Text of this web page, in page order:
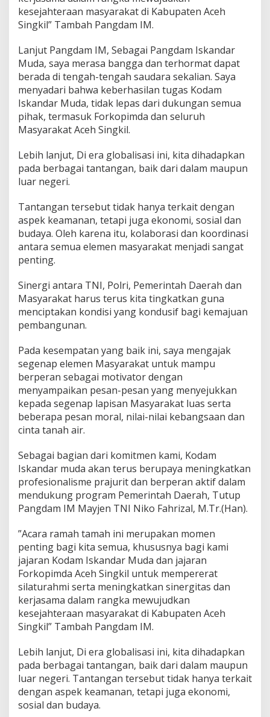
kesejahteraan masyarakat di Kabupaten Aceh
Singkil” Tambah Pangdam IM.
Lanjut Pangdam IM, Sebagai Pangdam Iskandar
Muda, saya merasa bangga dan terhormat dapat
berada di tengah-tengah saudara sekalian. Saya
menyadari bahwa keberhasilan tugas Kodam
Iskandar Muda, tidak lepas dari dukungan semua
pihak, termasuk Forkopimda dan seluruh
Masyarakat Aceh Singkil.
Lebih lanjut, Di era globalisasi ini, kita dihadapkan
pada berbagai tantangan, baik dari dalam maupun
luar negeri.
Tantangan tersebut tidak hanya terkait dengan
aspek keamanan, tetapi juga ekonomi, sosial dan
budaya. Oleh karena itu, kolaborasi dan koordinasi
antara semua elemen masyarakat menjadi sangat
penting.
Sinergi antara TNI, Polri, Pemerintah Daerah dan
Masyarakat harus terus kita tingkatkan guna
menciptakan kondisi yang kondusif bagi kemajuan
pembangunan.
Pada kesempatan yang baik ini, saya mengajak
segenap elemen Masyarakat untuk mampu
berperan sebagai motivator dengan
menyampaikan pesan-pesan yang menyejukkan
kepada segenap lapisan Masyarakat luas serta
beberapa pesan moral, nilai-nilai kebangsaan dan
cinta tanah air.
Sebagai bagian dari komitmen kami, Kodam
Iskandar muda akan terus berupaya meningkatkan
profesionalisme prajurit dan berperan aktif dalam
mendukung program Pemerintah Daerah, Tutup
Pangdam IM Mayjen TNI Niko Fahrizal, M.Tr.(Han).
”Acara ramah tamah ini merupakan momen
penting bagi kita semua, khususnya bagi kami
jajaran Kodam Iskandar Muda dan jajaran
Forkopimda Aceh Singkil untuk mempererat
silaturahmi serta meningkatkan sinergitas dan
kerjasama dalam rangka mewujudkan
kesejahteraan masyarakat di Kabupaten Aceh
Singkil” Tambah Pangdam IM.
Lebih lanjut, Di era globalisasi ini, kita dihadapkan
pada berbagai tantangan, baik dari dalam maupun
luar negeri. Tantangan tersebut tidak hanya terkait
dengan aspek keamanan, tetapi juga ekonomi,
sosial dan budaya.